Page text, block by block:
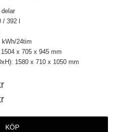
392 l
kWh/24tim
x 705 x 945 mm
1580 x 710 x 1050 mm
KÖP